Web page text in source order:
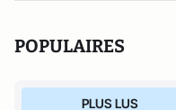
POPULAIRES
PLUS LUS